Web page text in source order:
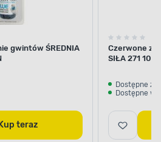
gwintów ŚREDNIA
Kup teraz
Czerwone
SIŁA 271 10
Dostępne z
Dostępne w